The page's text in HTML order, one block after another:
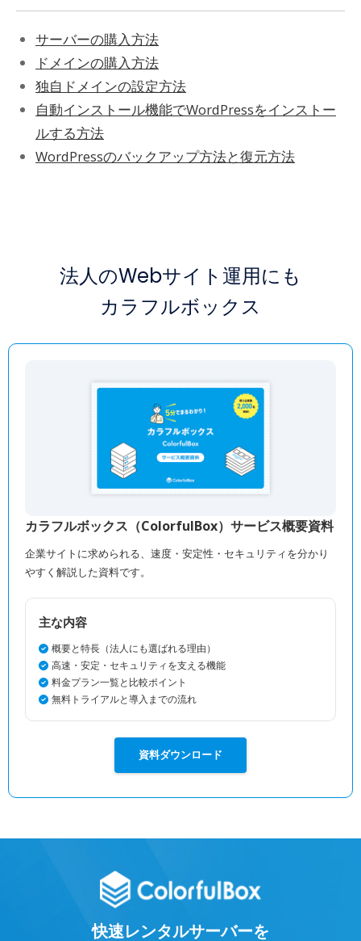
サーバーの購入方法
ドメインの購入方法
独自ドメインの設定方法
自動インストール機能でWordPressをインストー
ルする方法
WordPressのバックアップ方法と復元方法
法人のWebサイト運用にも
カラフルボックス
カラフルボックス（ColorfulBox）サービス概要資料
企業サイトに求められる、速度・安定性・セキュリティを分かり
やすく解説した資料です。
主な内容
概要と特長（法人にも選ばれる理由）
高速・安定・セキュリティを支える機能
料金プラン一覧と比較ポイント
無料トライアルと導入までの流れ
資料ダウンロード
快速レンタルサーバーを